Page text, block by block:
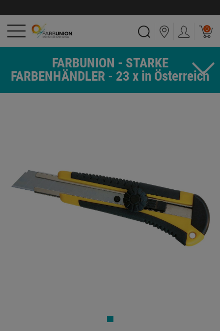
0
FARBUNION - STARKE
FARBENHÄNDLER - 23 x in Österreich